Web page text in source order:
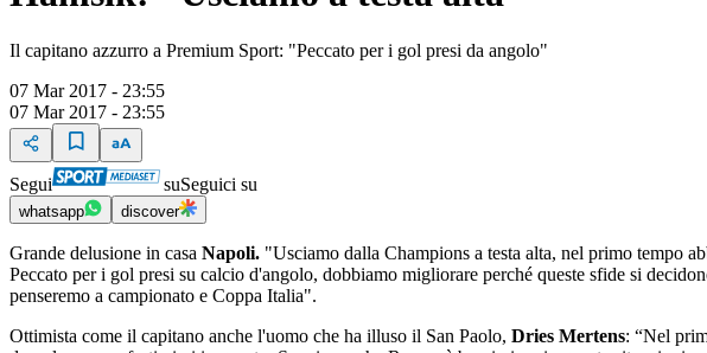
Il capitano azzurro a Premium Sport: "Peccato per i gol presi da angolo"
07 Mar 2017 - 23:55
07 Mar 2017 - 23:55
Segui suSeguici su
whatsapp discover
Grande delusione in casa Napoli. "Usciamo dalla Champions a testa alta, nel primo tempo
Peccato per i gol presi su calcio d'angolo, dobbiamo migliorare perché queste sfide si
penseremo a campionato e Coppa Italia".
Ottimista come il capitano anche l'uomo che ha illuso il San Paolo, Dries Mertens: “Nel